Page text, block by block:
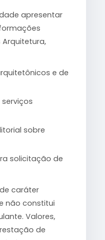
apresentar
e de
sobre
solicitação de
caráter
não constitui
Valores,
de